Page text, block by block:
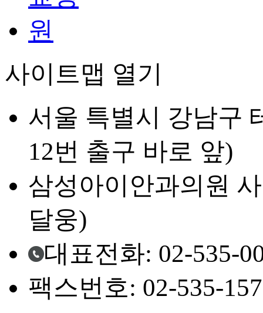
사이트맵 열기
서울 특별시 강남구
12번 출구 바로 앞)
삼성아이안과의원
달웅)
대표전화: 02-535-
팩스번호: 02-535-